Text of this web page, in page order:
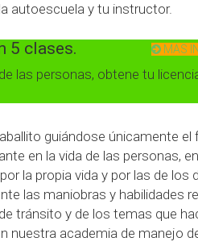
autoescuela y tu instructor.
MAS
5 clases.
las personas, obtene tu
guiándose únicamente
en la vida de las personas,
la propia vida y por las de
las maniobras y habilidades
tránsito y de los temas que
nuestra academia de manejo